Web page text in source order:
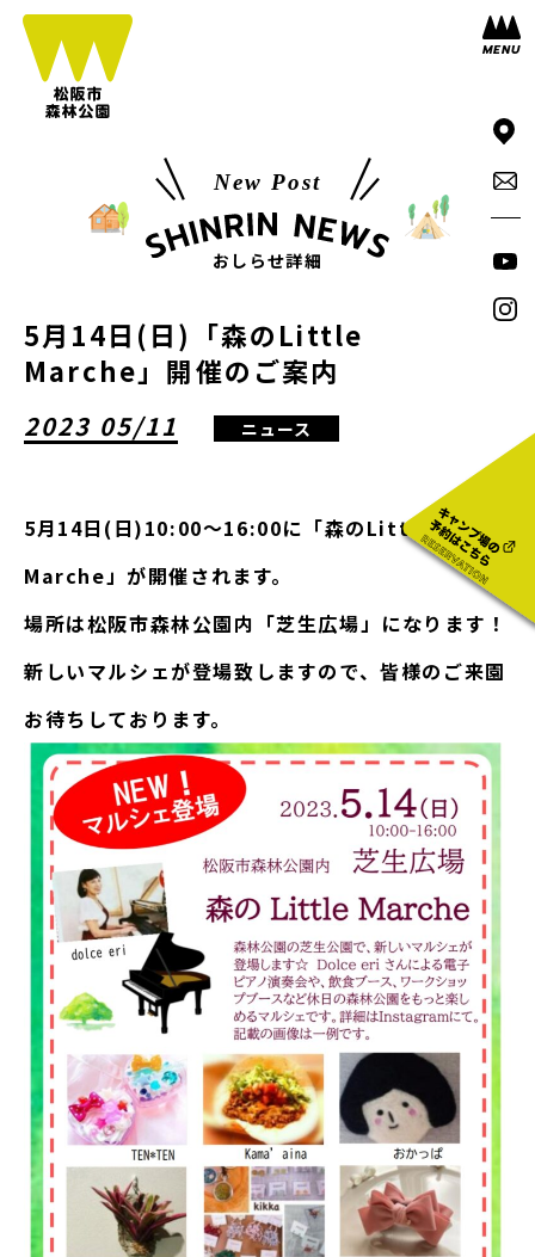
New Post
おしらせ詳細
5月14日(日)「森のLittle
Marche」開催のご案内
2023 05/11 ニュース
5月14日(日)10:00～16:00に「森のLittle
Marche」が開催されます。
場所は松阪市森林公園内「芝生広場」になります！
新しいマルシェが登場致しますので、皆様のご来園
お待ちしております。